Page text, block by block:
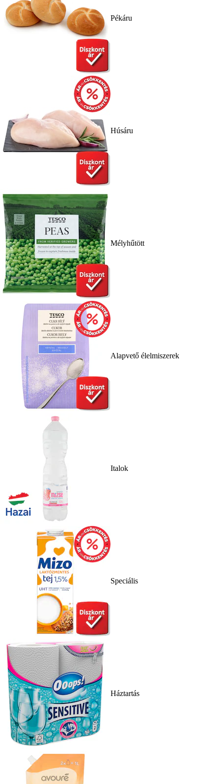
Pékáru
Húsáru
Mélyhűtött
Alapvető élelmiszerek
Italok
Speciális
Háztartás